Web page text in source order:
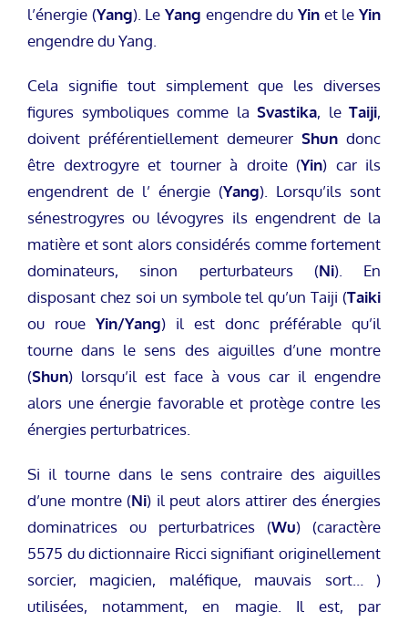
l’énergie (Yang). LeYang engendre duYin et leYin
engendre du Yang.
Cela signifie tout simplement que les diverses
figures symboliques comme la Svastika, le Taiji,
doivent préférentiellement demeurer Shun donc
être dextrogyre et tourner à droite (Yin) car ils
engendrent de l’ énergie (Yang). Lorsqu’ils sont
sénestrogyres ou lévogyres ils engendrent de la
matière et sont alors considérés comme fortement
dominateurs, sinon perturbateurs (Ni). En
disposant chez soi un symbole tel qu’un Taiji (Taiki
ou roue Yin/Yang) il est donc préférable qu’il
tourne dans le sens des aiguilles d’une montre
(Shun) lorsqu’il est face à vous car il engendre
alors une énergie favorable et protège contre les
énergies perturbatrices.
Si il tourne dans le sens contraire des aiguilles
d’une montre (Ni) il peut alors attirer des énergies
dominatrices ou perturbatrices (Wu) (caractère
5575 du dictionnaire Ricci signifiant originellement
sorcier, magicien, maléfique, mauvais sort… )
utilisées, notamment, en magie. Il est, par